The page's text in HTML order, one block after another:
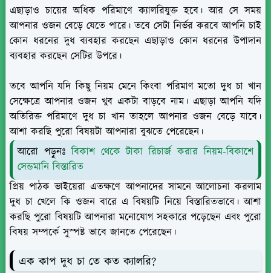
এছাড়াও চায়ের অধিক পরিমাণে ক্যালরিযুক্ত হবে। আর সে সময়
আপনার ওজন বেড়ে যেতে পারে। তবে সেটা নির্ভর করবে আপনি চাই
কোন ধরনের দুধ ব্যবহার করছেন এছাড়াও কোন ধরনের উপাদান
ব্যবহার করছেন সেটির উপরে।
তবে আপনি যদি কিছু নিয়ম মেনে কিংবা পরিমাণ মতো দুধ চা খান
সেক্ষেত্রে আপনার ওজন খুব একটা বাড়বে নাম। এছাড়া আপনি যদি
অতিরিক্ত পরিমাণে দুধ চা খান তাহলে আপনার ওজন বেড়ে যাবে।
আশা করছি পুরো বিষয়টা আপনারা বুঝতে পেরেছেন।
আরো পড়ুনঃবিকাশ থেকে টাকা রিচার্জ করার নিয়ম-বিকাশে
সেন্ডমানি বিস্তারিত
প্রিয় পাঠক ভাইয়েরা এতক্ষণে আপনাদের সামনে আলোচনা করলাম
দুধ চা খেলে কি ওজন বারে এ বিষয়টি নিয়ে বিস্তারিতভাবে। আশা
করছি পুরো বিষয়টি আপনারা মনোযোগ সহকারে পড়েছেন এবং পুরো
বিষয় সম্পর্কে সুস্পষ্ট ভাবে জানতে পেরেছেন।
এক কাপ দুধ চা তে কত ক্যালরি?